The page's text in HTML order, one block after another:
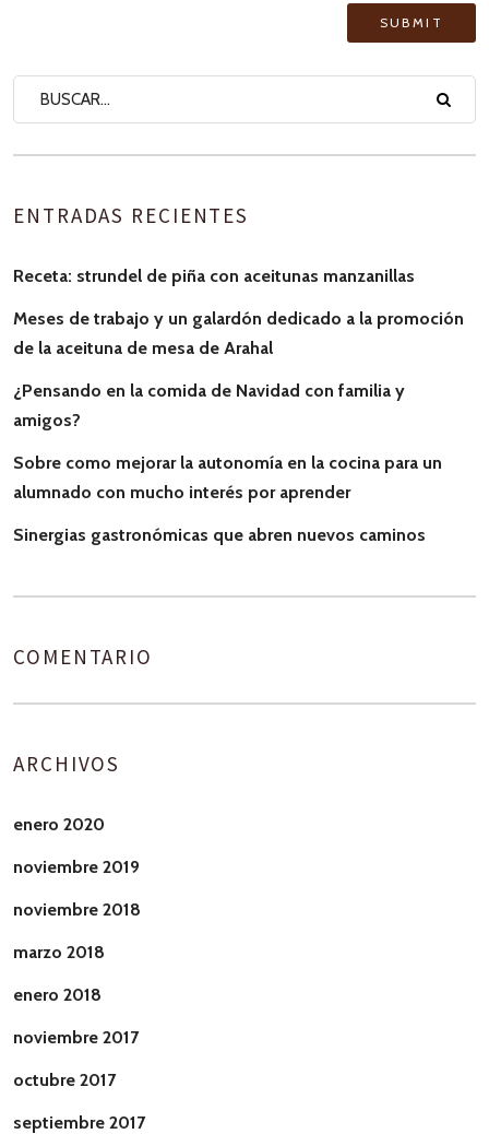
ENTRADAS RECIENTES
Receta: strundel de piña con aceitunas manzanillas
Meses de trabajo y un galardón dedicado a la promoción
de la aceituna de mesa de Arahal
¿Pensando en la comida de Navidad con familia y
amigos?
Sobre como mejorar la autonomía en la cocina para un
alumnado con mucho interés por aprender
Sinergias gastronómicas que abren nuevos caminos
COMENTARIO
ARCHIVOS
enero 2020
noviembre 2019
noviembre 2018
marzo 2018
enero 2018
noviembre 2017
octubre 2017
septiembre 2017